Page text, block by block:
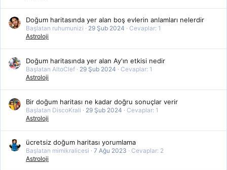
Doğum haritasında yer alan boş evlerin anlamları nelerdir
Başlatan ruhumunizi 29 Şub 2024
Cevaplar: 1
Astroloji
Doğum haritasında yer alan Ay'ın etkisi nedir
Başlatan AltoClef 29 Şub 2024
Cevaplar: 1
Astroloji
Bir doğum haritası ne kadar doğru sonuçlar verir
Başlatan DiscoKrali 29 Şub 2024
Cevaplar: 1
Astroloji
ücretsiz doğum haritası yorumlama
Başlatan mimikralicesi 7 Ağu 2023
Cevaplar: 2
Astroloji